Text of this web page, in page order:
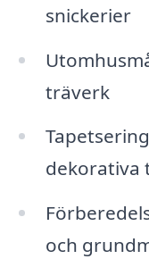
snickerier
träverk
dekorativa
och